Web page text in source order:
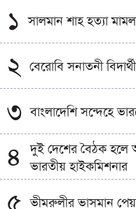
১ সালমান শাহ হত্যা
২ বেরোবি সনাতনী
৩ বাংলাদেশি সন্দেহে
৪
দুই দেশের বৈঠক হলে
ভারতীয় হাইকমিশনার
৫ ভীমরুলীর ভাসমান